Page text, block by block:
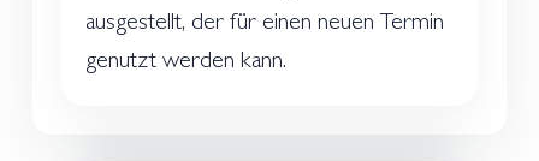
ausgestellt, der für einen neuen Termin
genutzt werden kann.